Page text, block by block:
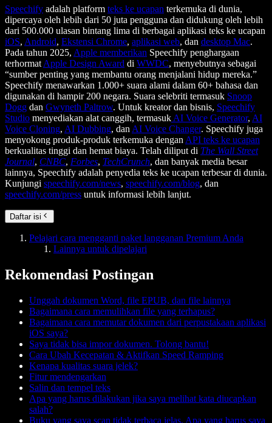
Speechify adalah platform teks ke ucapan terkemuka di dunia,
dipercaya oleh lebih dari 50 juta pengguna dan didukung oleh lebih
dari 500.000 ulasan bintang lima di berbagai aplikasi teks ke ucapan
iOS, Android, Ekstensi Chrome, aplikasi web, dan desktop Mac.
Pada tahun 2025, Apple memberikan Speechify penghargaan
terhormat Apple Design Award di WWDC, menyebutnya sebagai
“sumber penting yang membantu orang menjalani hidup mereka.”
Speechify menawarkan 1.000+ suara alami dalam 60+ bahasa dan
digunakan di hampir 200 negara. Suara selebriti termasuk Snoop
Dogg dan Gwyneth Paltrow. Untuk kreator dan bisnis, Speechify
Studio menyediakan alat canggih, termasuk AI Voice Generator, AI
Voice Cloning, AI Dubbing, dan AI Voice Changer. Speechify juga
menyokong produk-produk terkemuka dengan API teks ke ucapan
berkualitas tinggi dan hemat biaya. Telah diliput di The Wall Street
Journal, CNBC, Forbes, TechCrunch, dan banyak media besar
lainnya, Speechify adalah penyedia teks ke ucapan terbesar di dunia.
Kunjungi speechify.com/news, speechify.com/blog, dan
speechify.com/press untuk informasi lebih lanjut.
Daftar isi
Pelajari cara mengganti paket langganan Premium Anda
Lainnya untuk dipelajari
Rekomendasi Postingan
Unggah dokumen Word, file EPUB, dan file lainnya
Bagaimana cara memulihkan file yang terhapus?
Bagaimana cara memutar dokumen dari perpustakaan aplikasi
iOS saya?
Saya tidak bisa impor dokumen. Tolong bantu!
Cara Ubah Kecepatan & Aktifkan Speed Ramping
Kenapa kualitas suara jelek?
Fitur mendengarkan
Salin dan tempel teks
Apa yang harus dilakukan jika saya melihat kata diucapkan
salah?
Buku yang saya scan tidak terbaca jelas. Apa yang harus saya